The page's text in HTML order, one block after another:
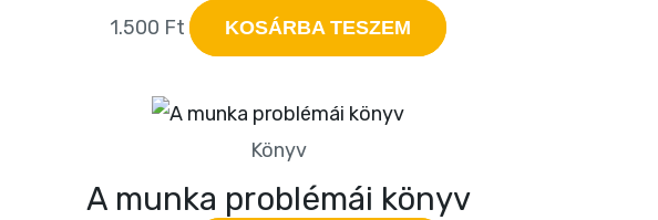
1.500 Ft KOSÁRBA TESZEM
Könyv
A munka problémái könyv